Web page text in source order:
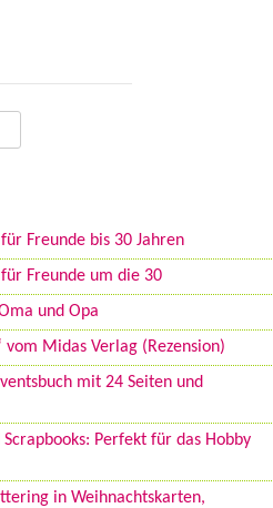
Freunde bis 30 Jahren
Freunde um die 30
und Opa
vom Midas Verlag (Rezension)
mit 24 Seiten und
Perfekt für das Hobby
in Weihnachtskarten,